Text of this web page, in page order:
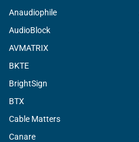
Anaudiophile
AudioBlock
AVMATRIX
BKTE
BrightSign
BTX
Cable Matters
Canare